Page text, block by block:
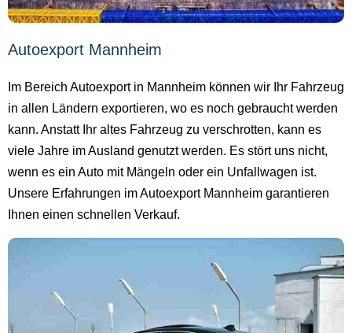
Autoexport Mannheim
Im Bereich Autoexport in Mannheim können wir Ihr Fahrzeug
in allen Ländern exportieren, wo es noch gebraucht werden
kann. Anstatt Ihr altes Fahrzeug zu verschrotten, kann es
viele Jahre im Ausland genutzt werden. Es stört uns nicht,
wenn es ein Auto mit Mängeln oder ein Unfallwagen ist.
Unsere Erfahrungen im Autoexport Mannheim garantieren
Ihnen einen schnellen Verkauf.